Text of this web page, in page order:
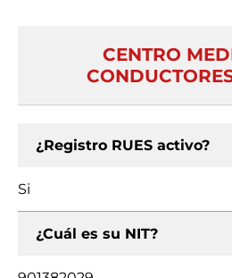
CENTRO
¿Registro RUES activo?
Si
¿Cuál es su NIT?